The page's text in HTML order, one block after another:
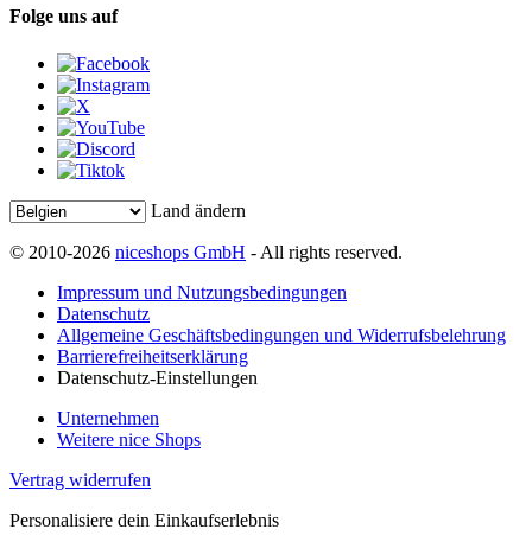
Folge uns auf
Land ändern
© 2010-2026 niceshops GmbH - All rights reserved.
Impressum und Nutzungsbedingungen
Datenschutz
Allgemeine Geschäftsbedingungen und Widerrufsbelehrung
Barrierefreiheitserklärung
Datenschutz-Einstellungen
Unternehmen
Weitere nice Shops
Vertrag widerrufen
Personalisiere dein Einkaufserlebnis